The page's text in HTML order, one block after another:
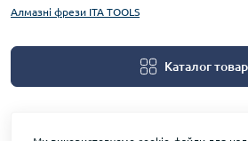
Алмазні фрези ITA TOOLS
Каталог